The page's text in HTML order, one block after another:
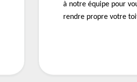
à notre équipe pour
rendre propre votre